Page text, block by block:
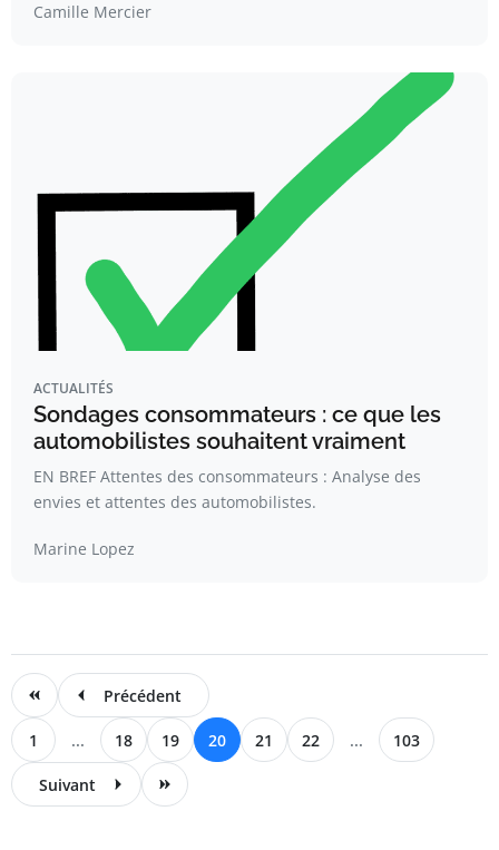
Camille Mercier
ACTUALITÉS
Sondages consommateurs : ce que les
automobilistes souhaitent vraiment
EN BREF Attentes des consommateurs : Analyse des
envies et attentes des automobilistes.
Marine Lopez
Précédent
1 ... 18 19 20 21 22 ... 103
Suivant